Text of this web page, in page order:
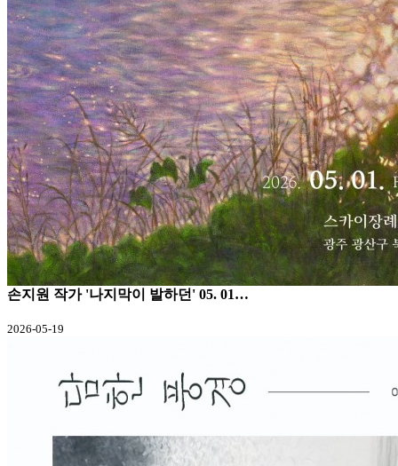
손지원 작가 '나지막이 발하던' 05. 01…
2026-05-19